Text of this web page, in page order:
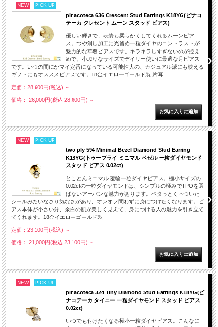
NEW PICK UP
pinacoteca 636 Crescent Stud Earrings K18YG(ピナコ
テーカ クレセント ムーン スタッド ピアス)
優しい輝きで、表情も柔らかくしてくれるムーンピア
ス。つや消し加工に光留め一粒ダイヤのコントラストが
魅力的な華奢ピアスです。キラキラしすぎないのが控え
めで、小ぶりなサイズでデイリー使いに最適な月ピアス
です。いつの間にかマイ定番になっている可能性大の、カジュアル派にも映える
ギフトにもオススメピアスです。18金イエローゴールド製 片耳
定価：28,600円(税込) ～
価格： 26,000円(税込 28,600円) ～
NEW PICK UP
two ply 594 Minimal Bezel Diamond Stud Earring
K18YG(トゥープライ ミニマル ベゼル 一粒ダイヤモンド
スタッド ピアス 0.02ct)
とことんミニマル 覆輪一粒ダイヤピアス。極小サイズの
0.02ctの一粒ダイヤモンドは、シンプルの極みでTPOを選
ばないアーバンな魅力があります。ペタっとくっついた
シールみたいなさり気なさがあり、オンオフ問わずに身につけたくなります。ピ
アス本体が小さい分、余白の肌が美しく見えて、身につける人の魅力を引き立て
てくれます。18金イエローゴールド製
定価：23,100円(税込) ～
価格： 21,000円(税込 23,100円) ～
NEW PICK UP
pinacoteca 324 Tiny Diamond Stud Earrings K18YG(ピ
ナコテーカ タイニー 一粒ダイヤモンド スタッド ピアス
0.02ct)
いつでも付けたくなる極小一粒ダイヤピアス。こんなに